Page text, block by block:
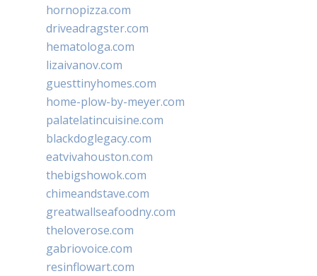
hornopizza.com
driveadragster.com
hematologa.com
lizaivanov.com
guesttinyhomes.com
home-plow-by-meyer.com
palatelatincuisine.com
blackdoglegacy.com
eatvivahouston.com
thebigshowok.com
chimeandstave.com
greatwallseafoodny.com
theloverose.com
gabriovoice.com
resinflowart.com